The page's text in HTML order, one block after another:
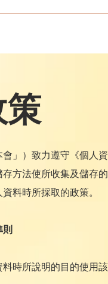
」）致力遵守《個人
方法使所收集及儲存
料時所採取的政策。
時所說明的目的使用